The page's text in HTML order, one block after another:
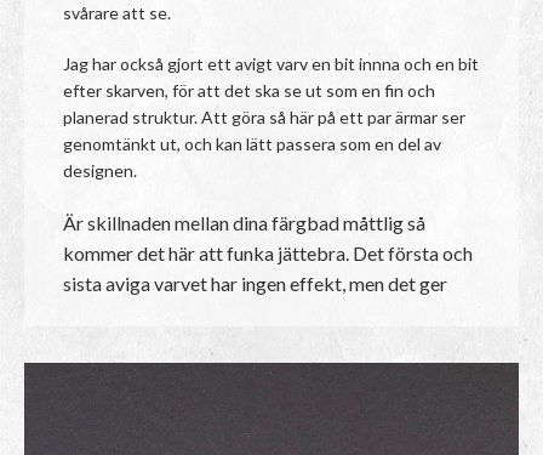
svårare att se.
Jag har också gjort ett avigt varv en bit innna och en bit
efter skarven, för att det ska se ut som en fin och
planerad struktur. Att göra så här på ett par ärmar ser
genomtänkt ut, och kan lätt passera som en del av
designen.
Är skillnaden mellan dina färgbad måttlig så
kommer det här att funka jättebra. Det första och
sista aviga varvet har ingen effekt, men det ger